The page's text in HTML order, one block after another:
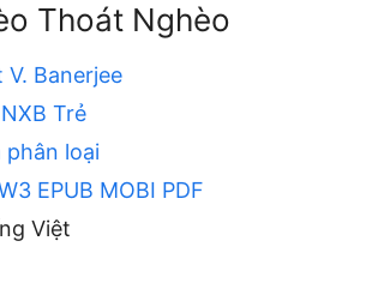
Thoát Nghèo
V. Banerjee
NXB Trẻ
phân loại
EPUB MOBI PDF
Việt